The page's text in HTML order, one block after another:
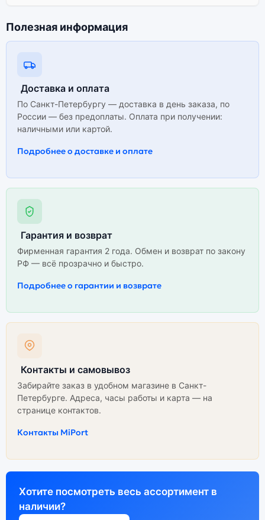
Полезная информация
Доставка и оплата
По Санкт-Петербургу — доставка в день заказа, по
России — без предоплаты. Оплата при получении:
наличными или картой.
Подробнее о доставке и оплате
Гарантия и возврат
Фирменная гарантия 2 года. Обмен и возврат по закону
РФ — всё прозрачно и быстро.
Подробнее о гарантии и возврате
Контакты и самовывоз
Забирайте заказ в удобном магазине в Санкт-
Петербурге. Адреса, часы работы и карта — на
странице контактов.
Контакты MiPort
Хотите посмотреть весь ассортимент в
наличии?